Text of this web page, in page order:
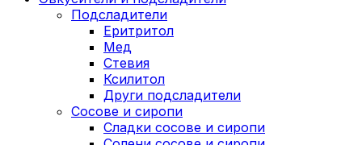
Подсладители
Еритритол
Мед
Стевия
Ксилитол
Други подсладители
Сосове и сиропи
Сладки сосове и сиропи